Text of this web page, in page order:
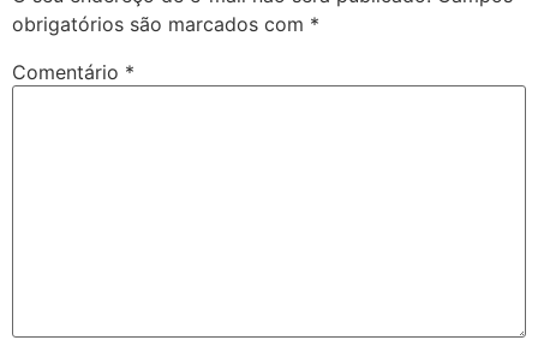
obrigatórios são marcados com *
Comentário *